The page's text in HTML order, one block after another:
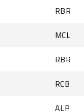
RBR
MCL
RBR
RCB
ALP